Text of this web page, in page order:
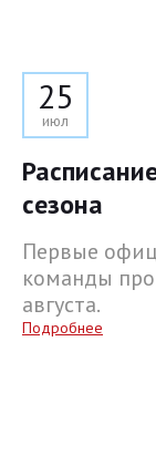
25
июл
сезона
Первые
команды
августа.
Подробнее